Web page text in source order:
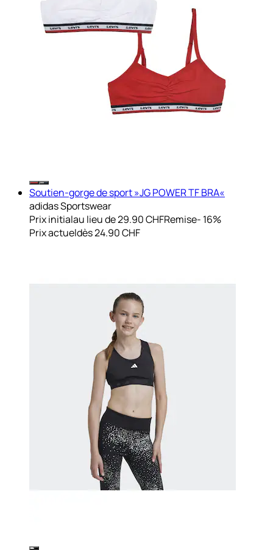
Soutien-gorge de sport »JG POWER TF BRA«
adidas Sportswear
Prix initialau lieu de 29.90 CHFRemise- 16%
Prix actueldès24.90 CHF